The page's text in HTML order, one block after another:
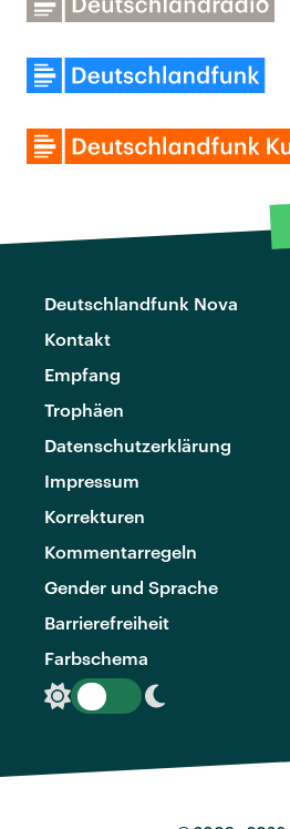
Deutschlandfunk Nova
Kontakt
Empfang
Trophäen
Datenschutzerklärung
Impressum
Korrekturen
Kommentarregeln
Gender und Sprache
Barrierefreiheit
Farbschema